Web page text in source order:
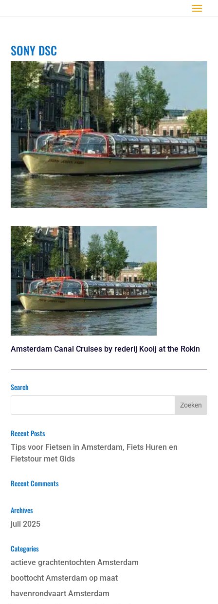
SONY DSC
Amsterdam Canal Cruises by rederij Kooij at the Rokin
Search
Recent Posts
Tips voor Fietsen in Amsterdam, Fiets Huren en
Fietstour met Gids
Recent Comments
Archives
juli 2025
Categories
actieve grachtentochten Amsterdam
boottocht Amsterdam op maat
havenrondvaart Amsterdam